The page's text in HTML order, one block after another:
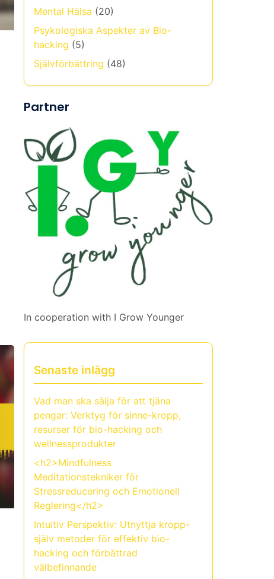
Mental Hälsa (20)
Psykologiska Aspekter av Bio-
hacking (5)
Självförbättring (48)
Partner
In cooperation with I Grow Younger
Senaste inlägg
Vad man ska sälja för att tjäna
pengar: Verktyg för sinne-kropp,
resurser för bio-hacking och
wellnessprodukter
<h2>Mindfulness
Meditationstekniker för
Stressreducering och Emotionell
Reglering</h2>
Intuitiv Perspektiv: Utnyttja kropp-
själv metoder för effektiv bio-
hacking och förbättrad
välbefinnande